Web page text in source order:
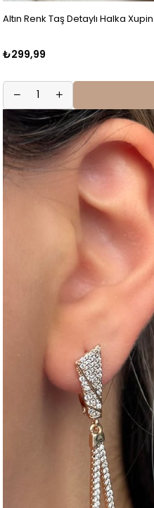
Altın Renk Taş Detaylı Halka
₺299,99